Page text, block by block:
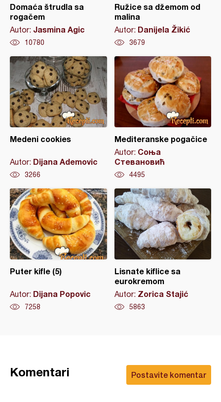
Domaća štrudla sa
rogačem
Autor: Jasmina Agic
10780
Ružice sa džemom od
malina
Autor: Danijela Žikić
3679
Medeni cookies
Autor: Dijana Ademovic
3266
Mediteranske pogačice
Autor: Соња
Стевановић
4495
Puter kifle (5)
Autor: Dijana Popovic
7258
Lisnate kiflice sa
eurokremom
Autor: Zorica Stajić
5863
Postavite komentar
Komentari